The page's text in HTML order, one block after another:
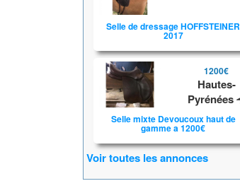
Selle de dressage HOFFSTEINER
2017
1200€
Hautes-
Pyrénées
Selle mixte Devoucoux haut de
gamme a 1200€
Voir toutes les annonces